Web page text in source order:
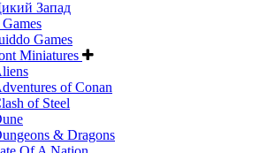
Запад
Games
Miniatures
of Conan
of Steel
& Dragons